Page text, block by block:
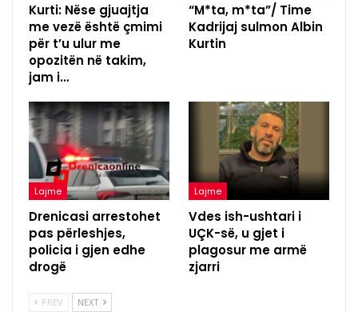
Kurti: Nëse gjuajtja
me vezë është çmimi
për t’u ulur me
opozitën në takim,
jam i…
“M*ta, m*ta”/ Time
Kadrijaj sulmon Albin
Kurtin
Lajme
Drenicasi arrestohet
pas përleshjes,
policia i gjen edhe
drogë
Lajme
Vdes ish-ushtari i
UÇK-së, u gjet i
plagosur me armë
zjarri
PREV NEXT